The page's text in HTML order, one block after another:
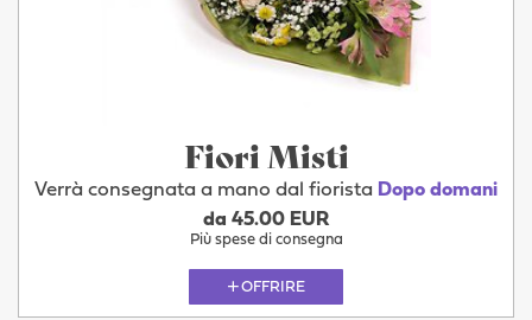
Fiori Misti
Verrà consegnata a mano dal fiorista Dopo domani
da 45.00 EUR
Più spese di consegna
OFFRIRE